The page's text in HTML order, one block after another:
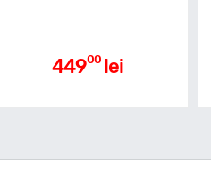
44900 lei